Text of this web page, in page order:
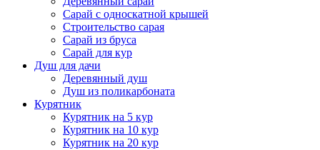
Cарай с односкатной крышей
Строительство сарая
Сарай из бруса
Сарай для кур
Душ для дачи
Деревянный душ
Душ из поликарбоната
Курятник
Курятник на 5 кур
Курятник на 10 кур
Курятник на 20 кур